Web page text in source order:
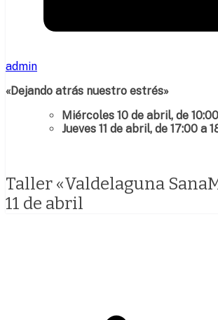
admin
«Dejando atrás nuestro estrés»
Miércoles 10 de abril, de 10:00
Jueves 11 de abril, de 17:00 a
Taller «Valdelaguna
11 de abril